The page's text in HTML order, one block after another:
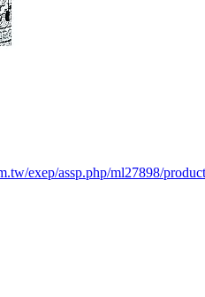
exep/assp.php/ml27898/